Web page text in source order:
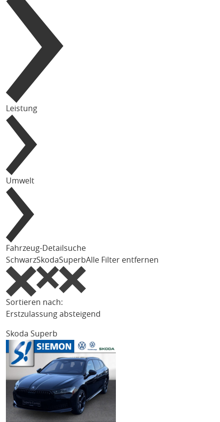
Leistung
Umwelt
Fahrzeug-Detailsuche
SchwarzSkodaSuperbAlle Filter entfernen
Sortieren nach:
Erstzulassung absteigend
Skoda Superb